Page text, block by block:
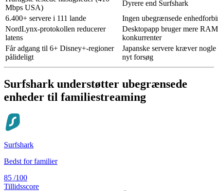
Mbps USA)
Dyrere end Surfshark
6.400+ servere i 111 lande
Ingen ubegrænsede
NordLynx-protokollen reducerer
latens
Desktopapp bruger mere
konkurrenter
Får adgang til 6+ Disney+-regioner
pålideligt
Japanske servere kræver nogle
nyt forsøg
Surfshark understøtter ubegrænsede
enheder til familiestreaming
Surfshark
Bedst for familier
85 /100
Tillidsscore